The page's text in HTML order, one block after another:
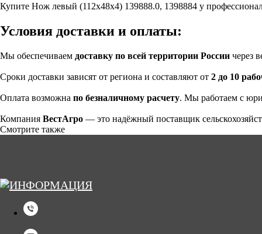
Купите Нож левый (112х48х4) 139888.0, 1398884 у
Условия доставки и оплаты:
Мы обеспечиваем доставку по всей территории России через
Сроки доставки зависят от региона и составляют от 2 до 10
Оплата возможна по безналичному расчету. Мы работаем с
Компания ВестАгро — это надёжный поставщик
Смотрите также